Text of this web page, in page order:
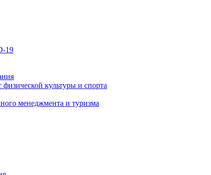
19
культуры и спорта
менеджмента и туризма